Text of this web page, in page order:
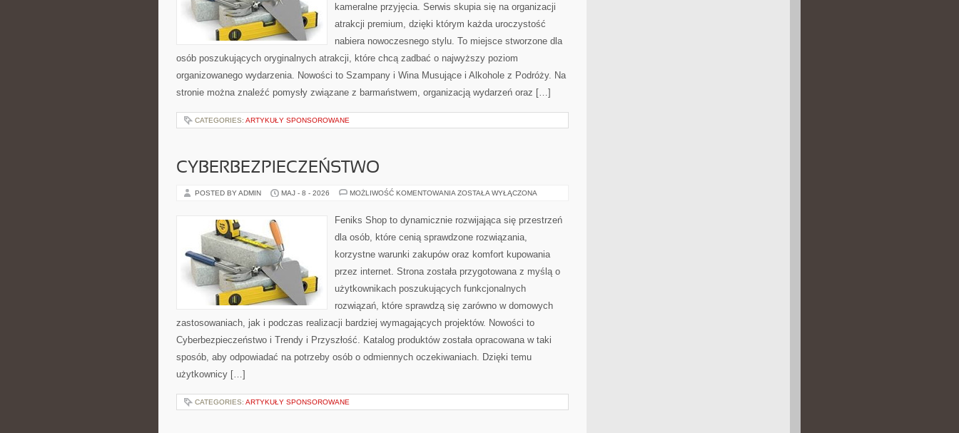
kameralne przyjęcia. Serwis skupia się na organizacji
atrakcji premium, dzięki którym każda uroczystość
nabiera nowoczesnego stylu. To miejsce stworzone dla
osób poszukujących oryginalnych atrakcji, które chcą zadbać o najwyższy poziom
organizowanego wydarzenia. Nowości to Szampany i Wina Musujące i Alkohole z Podróży. Na
stronie można znaleźć pomysły związane z barmaństwem, organizacją wydarzeń oraz […]
CATEGORIES: ARTYKUŁY SPONSOROWANE
CYBERBEZPIECZEŃSTWO
POSTED BY ADMIN MAJ - 8 - 2026 MOŻLIWOŚĆ KOMENTOWANIA CYBERBEZPIECZEŃSTWO
ZOSTAŁA WYŁĄCZONA
Feniks Shop to dynamicznie rozwijająca się przestrzeń
dla osób, które cenią sprawdzone rozwiązania,
korzystne warunki zakupów oraz komfort kupowania
przez internet. Strona została przygotowana z myślą o
użytkownikach poszukujących funkcjonalnych
rozwiązań, które sprawdzą się zarówno w domowych
zastosowaniach, jak i podczas realizacji bardziej wymagających projektów. Nowości to
Cyberbezpieczeństwo i Trendy i Przyszłość. Katalog produktów została opracowana w taki
sposób, aby odpowiadać na potrzeby osób o odmiennych oczekiwaniach. Dzięki temu
użytkownicy […]
CATEGORIES: ARTYKUŁY SPONSOROWANE